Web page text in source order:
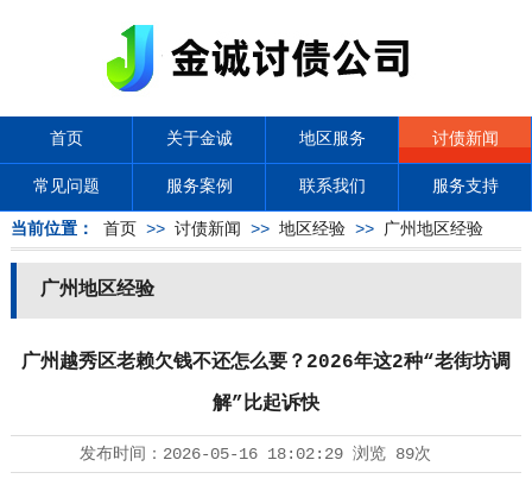
首页 关于金诚 地区服务 讨债新闻
常见问题 服务案例 联系我们 服务支持
当前位置： 首页 >> 讨债新闻 >> 地区经验>> 广州地区经验
广州地区经验
广州越秀区老赖欠钱不还怎么要？2026年这2种“老街坊调
解”比起诉快
发布时间： 2026-05-16 18:02:29浏览 89次